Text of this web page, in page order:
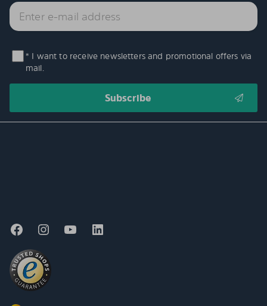
* I want to receive newsletters and promotional offers via
mail.